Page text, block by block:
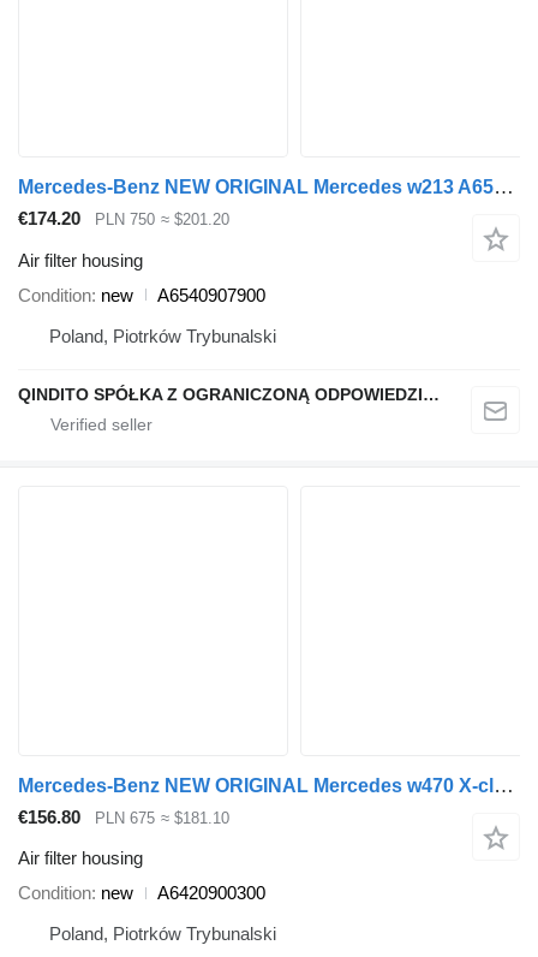
Mercedes-Benz NEW ORIGINAL Mercedes w213 A6540907900 air filter housing for car
€174.20 PLN 750 ≈ $201.20
Air filter housing
Condition new
A6540907900
Poland, Piotrków Trybunalski
QINDITO SPÓŁKA Z OGRANICZONĄ ODPOWIEDZIALNOŚCIĄ
Mercedes-Benz NEW ORIGINAL Mercedes w470 X-class A6420900300 air filter housing for car
€156.80 PLN 675 ≈ $181.10
Air filter housing
Condition new
A6420900300
Poland, Piotrków Trybunalski